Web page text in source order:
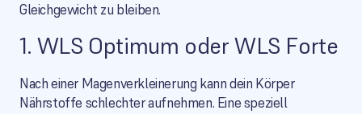
Gleichgewicht zu bleiben.
1. WLS Optimum oder WLS Forte
Nach einer Magenverkleinerung kann dein Körper
Nährstoffe schlechter aufnehmen. Eine speziell